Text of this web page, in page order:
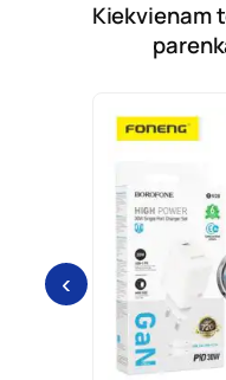
Kiekvienam
‹